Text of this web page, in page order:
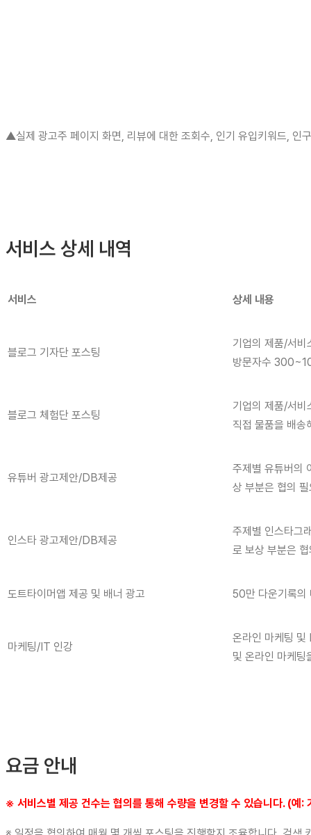
▲실제 광고주 페이지 화면, 리뷰에 대한 조회수, 인기 유입키워드, 인
서비스 상세 내역
서비스 상세 내용
블로그 기자단 포스팅
기업의 제품/서비
방문자수
블로그 체험단 포스팅
기업의 제품/서비
직접 물품을 배
유튜버 광고제안/DB제공
주제별 유튜버의
상 부분은 협의
인스타 광고제안/DB제공
주제별 인스타그
로 보상 부분은
도트타이머앱 제공 및 배너 광고 50만 다운기록
마케팅/IT 인강
온라인 마케팅
및 온라인 마케팅
요금 안내
※ 서비스별 제공 건수는 협의를 통해 수량을 변경할 수 있습니다. (예 :